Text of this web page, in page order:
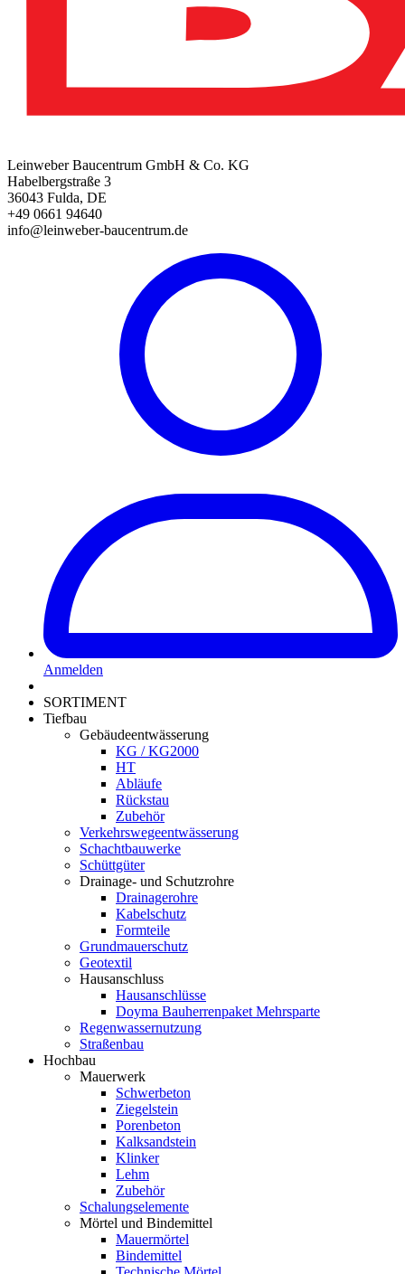
Leinweber Baucentrum GmbH & Co. KG
Habelbergstraße 3
36043 Fulda, DE
+49 0661 94640
info@leinweber-baucentrum.de
Anmelden
SORTIMENT
Tiefbau
Gebäudeentwässerung
KG / KG2000
HT
Abläufe
Rückstau
Zubehör
Verkehrswegeentwässerung
Schachtbauwerke
Schüttgüter
Drainage- und Schutzrohre
Drainagerohre
Kabelschutz
Formteile
Grundmauerschutz
Geotextil
Hausanschluss
Hausanschlüsse
Doyma Bauherrenpaket Mehrsparte
Regenwassernutzung
Straßenbau
Hochbau
Mauerwerk
Schwerbeton
Ziegelstein
Porenbeton
Kalksandstein
Klinker
Lehm
Zubehör
Schalungselemente
Mörtel und Bindemittel
Mauermörtel
Bindemittel